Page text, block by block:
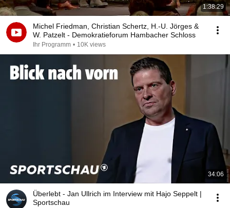
1:38:29
Michel Friedman, Christian Schertz, H.-U. Jörges &
W. Patzelt - Demokratieforum Hambacher Schloss
Ihr Programm • 10K views
34:06
Überlebt - Jan Ullrich im Interview mit Hajo Seppelt |
Sportschau